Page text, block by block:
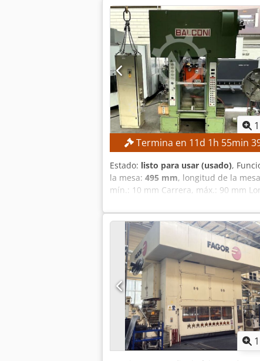
1
Termina en 11d 1h 55min
Estado: listo para usar (usado),
la mesa: 495 mm, longitud de la
mín.: 10 mm Carrera, máx.: 90 mm
soporte: 400 mm DETALLES DE LA
Dimensiones y peso Dimensiones
Paquetes de transporte: 4 unidades
1